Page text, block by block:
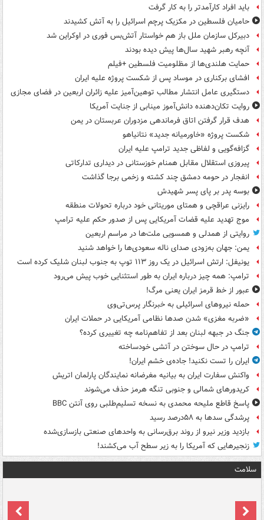
باید افراد کارآمدتر را به کار گرفت
حامیان فلسطین در مکزیک پرچم اسرائیل را به آتش کشیدند
دبیرکل سازمان ملل باز هم خواستار آتش‌بس فوری در اوکراین شد
آنچه رهبر شهید سال‌ها پیش دیده بودند
حمایت هلندی‌ها از مظلومیت فلسطین +فیلم
افشای برکناری در موساد پس از شکست پروژه علیه ایران
دستگیری عامل انتشار مطالب توهین‌آمیز علیه زائران اربعین در فضای مجازی
روایت تکان‌دهنده دانش‌آموز مینابی از جنایت آمریکا
هدف قرار گرفتن اتاق‌ فرماندهی مزدوران عربستان در یمن
شکست پروژه «خاورمیانه جدید» نتانیاهو
گزافه‌گویی و لفاظی جدید ترامپ علیه ایران
پیروزی استقلال مقابل همنام خوزستانی در دیداری تدارکاتی
انفجار در حومه دمشق چند کشته و زخمی برجا گذاشت
بوسه‌ پدر بر پای پسر شهیدش
رایزنی عراقچی و همتای موریتانی خود درباره تحولات منطقه
موج تهدید علیه قضات آمریکایی پس از صدور حکم علیه ترامپ
روایتی از همدلی و همسویی ملت‌ها در مراسم اربعین
یمن: جهان به‌زودی صدای ناله سعودی‌ها را خواهد شنید
یونیفل: ارتش اسرائیل در یک روز ۱۱۳ توپ به جنوب لبنان شلیک کرده است
ترامپ: همه چیز درباره ایران به طور استثنایی خوب پیش می‌رود
عبور از خط قرمز ایران یعنی مرگ!
حمله نیروهای اسرائیلی به خبرنگار پرس‌تی‌وی
«ضربه مغزی» شدن صدها نظامی آمریکایی در حملات ایران
جنگ در جبهه لبنان بعد از تفاهم‌نامه چه تغییری کرده؟
ترامپ در حال سوختن در آتشی خودساخته
ایران را تست نکنید! جاده‌ی خشم ایران!
واکنش سفارت ایران به بیانیه مغرضانه نمایندگان پارلمان اتریش
کریدورهای شمالی و جنوبی تنگه هرمز حذف می‌شوند
پاسخ قاطع ملیحه محمدی به نسخه تسلیم‌طلبی روی آنتن BBC
پرشدگی سدها به ۵۸درصد رسید
بازدید وزیر نیرو از روند برق‌رسانی به واحدهای صنعتی بازسازی‌شده
زنجیرهایی که آمریکا را به زیر سطح آب می‌کشند!
سلامت